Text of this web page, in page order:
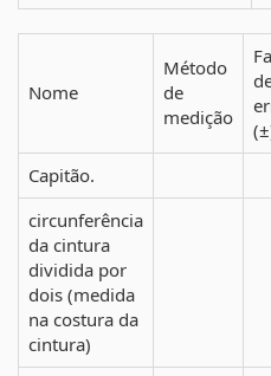
Nome
Método
de
medição
Capitão.
circunferência
da cintura
dividida por
dois (medida
na costura da
cintura)